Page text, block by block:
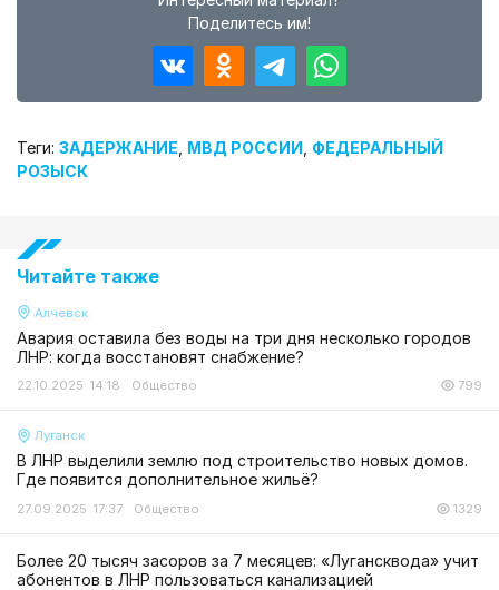
Поделитесь им!
Теги: ЗАДЕРЖАНИЕ МВД РОССИИ ФЕДЕРАЛЬНЫЙ
РОЗЫСК
Читайте также
Алчевск
Авария оставила без воды на три дня несколько городов
ЛНР: когда восстановят снабжение?
22.10.2025 14:18 Общество 799
Луганск
В ЛНР выделили землю под строительство новых домов.
Где появится дополнительное жильё?
27.09.2025 17:37 Общество 1329
Более 20 тысяч засоров за 7 месяцев: «Лугансквода» учит
абонентов в ЛНР пользоваться канализацией